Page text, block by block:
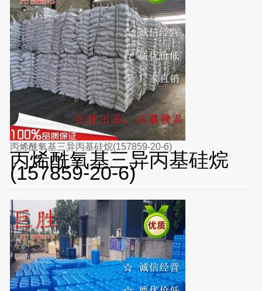
丙烯酰氧基三异丙基硅烷(157859-20-6)
丙烯酰氧基三异丙基硅烷
(157859-20-6)